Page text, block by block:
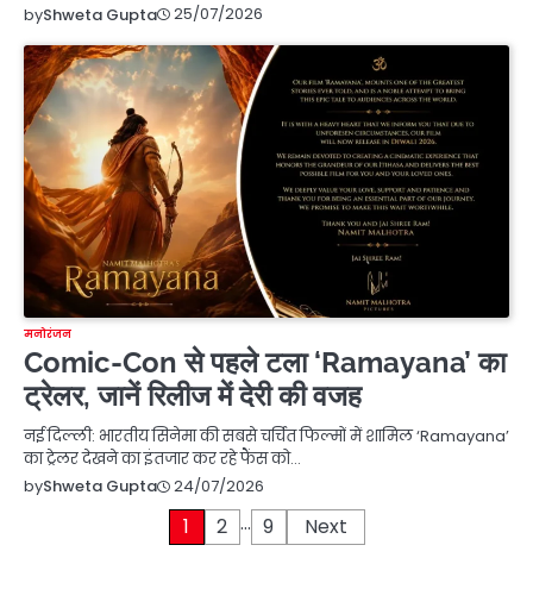
byShweta Gupta 25/07/2026
मनोरंजन
Comic-Con से पहले टला ‘Ramayana’ का
ट्रेलर, जानें रिलीज में देरी की वजह
नई दिल्ली: भारतीय सिनेमा की सबसे चर्चित फिल्मों में शामिल ‘Ramayana’
का ट्रेलर देखने का इंतजार कर रहे फैंस को…
byShweta Gupta 24/07/2026
1 2 … 9 Next